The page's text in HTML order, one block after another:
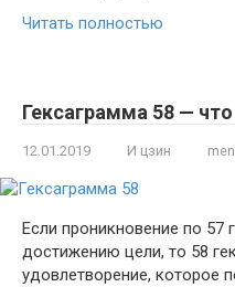
Читать полностью
Гексаграмма 58 —
12.01.2019 И цзин
Если проникновение по 57
достижению цели, то 58
удовлетворение, которое